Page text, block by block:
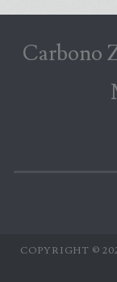
Carbono
COPYRIGHT ©